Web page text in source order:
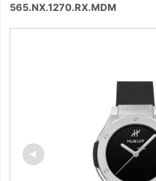
565.NX.1270.RX.MDM